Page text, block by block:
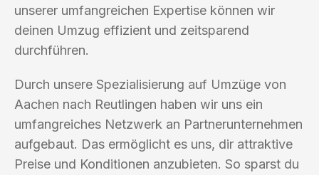
unserer umfangreichen Expertise können wir
deinen Umzug effizient und zeitsparend
durchführen.
Durch unsere Spezialisierung auf Umzüge von
Aachen nach Reutlingen haben wir uns ein
umfangreiches Netzwerk an Partnerunternehmen
aufgebaut. Das ermöglicht es uns, dir attraktive
Preise und Konditionen anzubieten. So sparst du